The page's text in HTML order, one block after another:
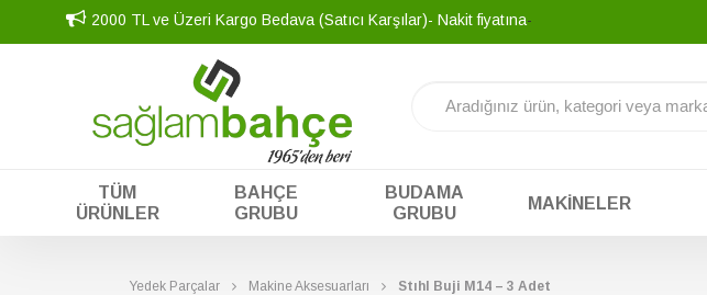
2000 TL ve Üzeri Kargo Bedava (Satıcı Karşılar)- Nakit fiyatına tek yada tak
TÜM
ÜRÜNLER
BAHÇE
GRUBU
BUDAMA
GRUBU
MAKINELER
Yedek Parçalar Makine Aksesuarları Stıhl Buji M14 – 3 Adet